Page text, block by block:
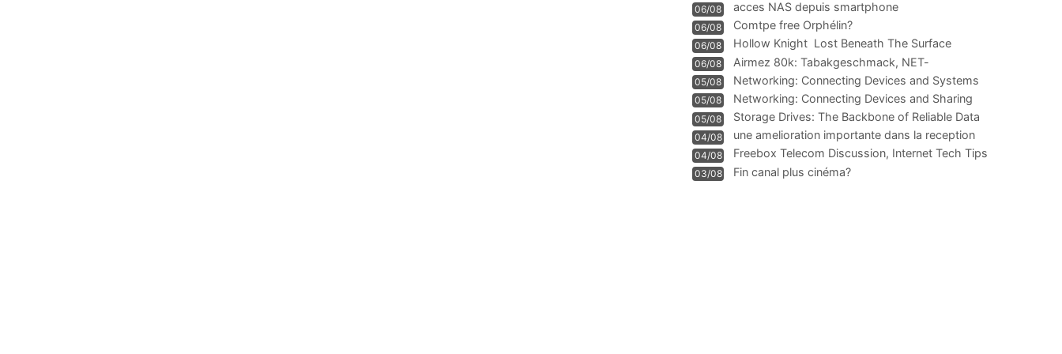
06/08 acces NAS depuis smartphone
06/08 Comtpe free Orphélin?
06/08 Hollow Knight  Lost Beneath The Surface
06/08
Airmez 80k: Tabakgeschmack, NET-
Technologie und Leistung im
05/08 Networking: Connecting Devices and Systems
05/08
Networking: Connecting Devices and Sharing
Information
05/08
Storage Drives: The Backbone of Reliable Data
Management
04/08
une amelioration importante dans la reception
WIFI
04/08
Freebox Telecom Discussion, Internet Tech Tips
Communi
03/08 Fin canal plus cinéma?